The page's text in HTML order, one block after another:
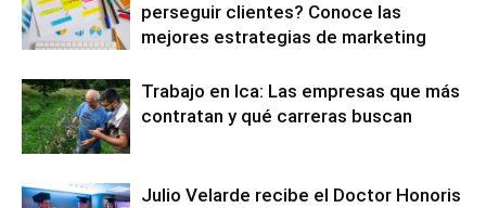
perseguir clientes? Conoce las
mejores estrategias de marketing
Trabajo en Ica: Las empresas que más
contratan y qué carreras buscan
Julio Velarde recibe el Doctor Honoris